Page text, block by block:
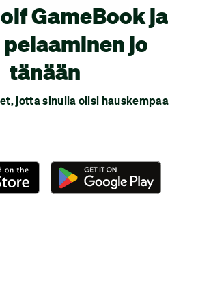
GameBook ja
jo
tänään
jotta sinulla olisi hauskempaa